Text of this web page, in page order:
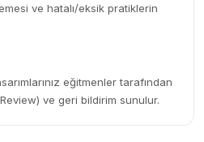
ve hatalı/eksik pratiklerin
eğitmenler tarafından
ve geri bildirim sunulur.